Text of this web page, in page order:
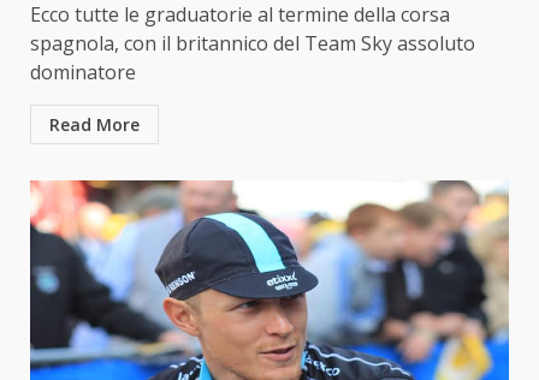
Ecco tutte le graduatorie al termine della corsa
spagnola, con il britannico del Team Sky assoluto
dominatore
Read More